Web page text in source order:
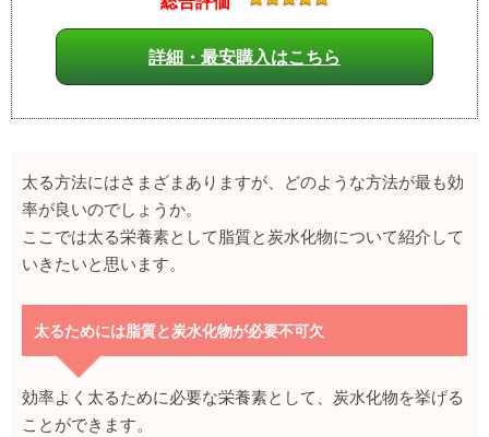
詳細・最安購入はこちら
太る方法にはさまざまありますが、どのような方法が最も効
率が良いのでしょうか。
ここでは太る栄養素として脂質と炭水化物について紹介して
いきたいと思います。
太るためには脂質と炭水化物が必要不可欠
効率よく太るために必要な栄養素として、炭水化物を挙げる
ことができます。